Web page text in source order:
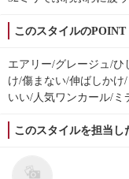
このスタイルのPOINT
エアリー/グレージュ/
け/傷まない/伸ばしか
いい/人気ワンカール/ミ
このスタイルを担当し